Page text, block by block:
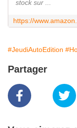
stock sur ...
#JeudiAutoEdition
Partager